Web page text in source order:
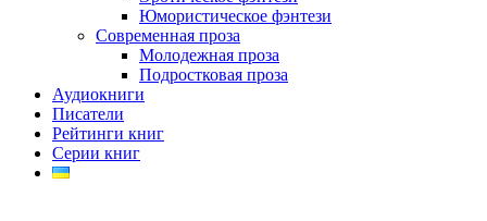
Юмористическое фэнтези
Современная проза
Молодежная проза
Подростковая проза
Аудиокниги
Писатели
Рейтинги книг
Серии книг